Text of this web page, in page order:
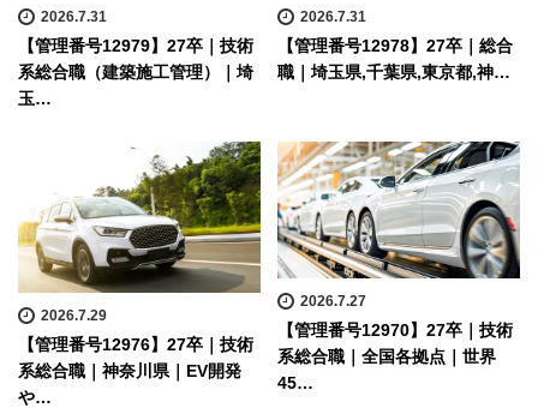
2026.7.31
【管理番号12979】27卒｜技術
系総合職（建築施工管理）｜埼
玉…
2026.7.31
【管理番号12978】27卒｜総合
職｜埼玉県,千葉県,東京都,神…
2026.7.29
【管理番号12976】27卒｜技術
系総合職｜神奈川県｜EV開発
や…
2026.7.27
【管理番号12970】27卒｜技術
系総合職｜全国各拠点｜世界
45…